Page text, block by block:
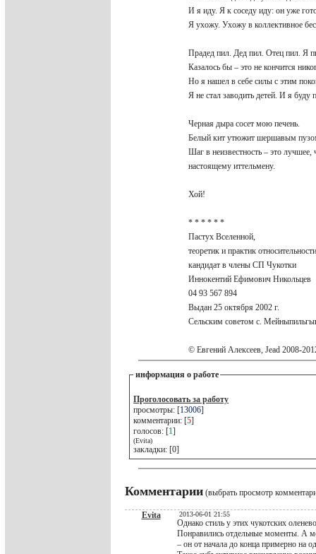
И я иду. Я к соседу иду: он уже
Я ухожу. Ухожу в коллективное
Прадед пил. Дед пил. Отец пил. Я
Казалось бы – это не кончится
Но я нашел в себе силы с этим
Я не стал заводить детей. И я
Черная дыра сосет мою печень.
Белый кит утюжит шершавым
Шаг в неизвестность – это
настоящему иттельмену.
Хой!
* * * * * *
Пастух Вселенной,
теоретик и практик
кандидат в члены СП Чукотки
Иннокентий Ефимович Никольцев
04 93 567 894
Выдан 25 октября 2002 г.
Сельским советом с.
© Евгений Алексеев, Jead 2008-
информация о работе
Проголосовать за работу
просмотры: [13006]
комментарии: [5]
голосов: [1]
(Evita)
закладки: [0]
Комментарии (выбрать просмотр
Evita 2013-06-01 21:55
Однако стиль у этих чукотских
Понравились отдельные моменты. А
– он от начала до конца примерно на